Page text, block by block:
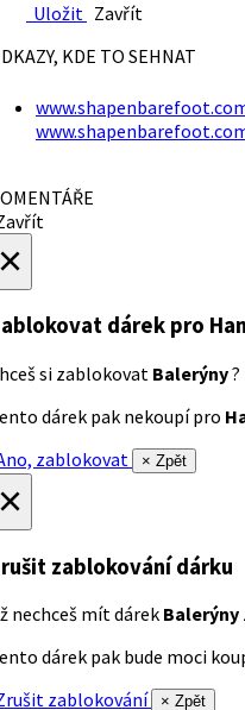
Uložit Zavřít
KDE TO SEHNAT
dárek pro
si zablokovat Balerýny?
dárek pak nekoupí pro
zablokovat
× Zpět
zablokování dárku
nechceš mít dárek Balerýny
dárek pak bude moci
zablokování
× Zpět